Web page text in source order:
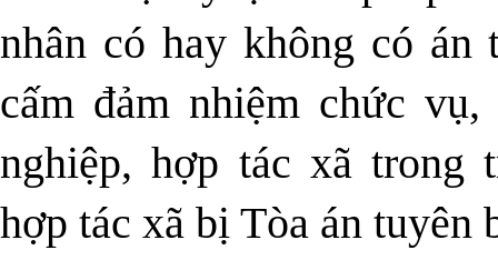
nhân có hay không có
cấm đảm nhiệm chức
nghiệp, hợp tác xã trong
hợp tác xã bị Tòa án tuyên